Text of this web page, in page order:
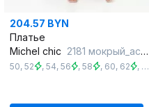
204.57 BYN
Платье
Michel chic 2181 мокрый_асфальт
50, 52 , 54, 56 , 58 , 60, 62 ,